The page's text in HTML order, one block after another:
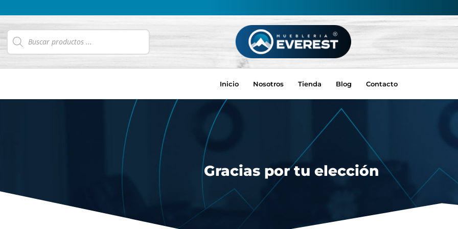
Inicio Nosotros Tienda Blog Contacto
Gracias por tu elección